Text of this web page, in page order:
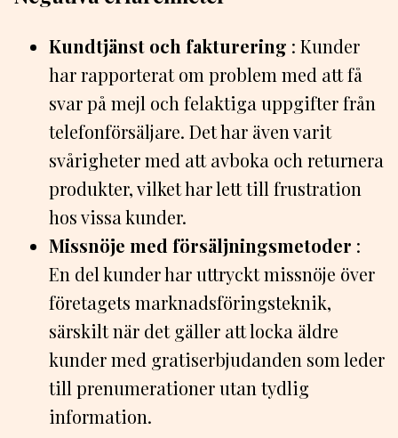
Kundtjänst och fakturering : Kunder
har rapporterat om problem med att få
svar på mejl och felaktiga uppgifter från
telefonförsäljare. Det har även varit
svårigheter med att avboka och returnera
produkter, vilket har lett till frustration
hos vissa kunder.
Missnöje med försäljningsmetoder :
En del kunder har uttryckt missnöje över
företagets marknadsföringsteknik,
särskilt när det gäller att locka äldre
kunder med gratiserbjudanden som leder
till prenumerationer utan tydlig
information.